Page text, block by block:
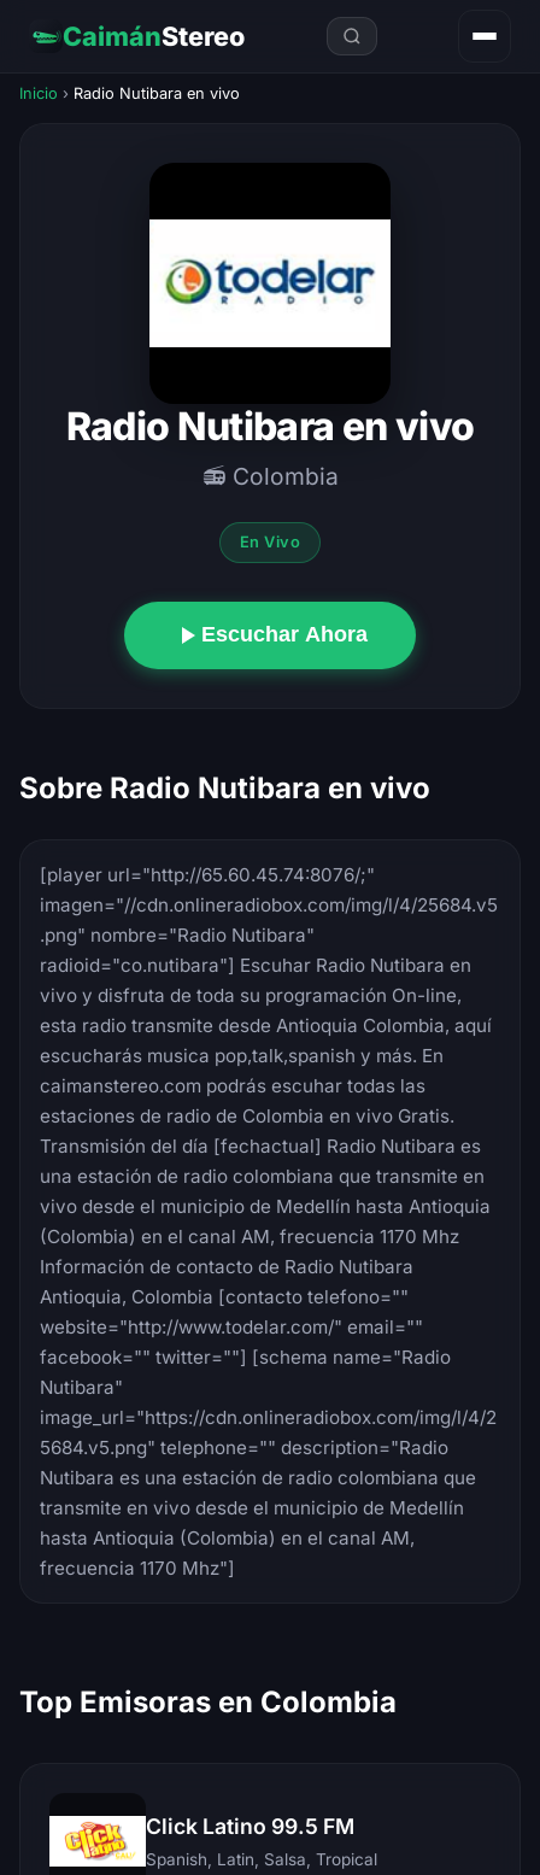
CaimánStereo
Inicio › Radio Nutibara en vivo
Radio Nutibara en vivo
📻 Colombia
En Vivo
Escuchar Ahora
Sobre Radio Nutibara en vivo
[player url="http://65.60.45.74:8076/;"
imagen="//cdn.onlineradiobox.com/img/l/4/25684.v5
.png" nombre="Radio Nutibara"
radioid="co.nutibara"] Escuhar Radio Nutibara en
vivo y disfruta de toda su programación On-line,
esta radio transmite desde Antioquia Colombia, aquí
escucharás musica pop,talk,spanish y más. En
caimanstereo.com podrás escuhar todas las
estaciones de radio de Colombia en vivo Gratis.
Transmisión del día [fechactual] Radio Nutibara es
una estación de radio colombiana que transmite en
vivo desde el municipio de Medellín hasta Antioquia
(Colombia) en el canal AM, frecuencia 1170 Mhz
Información de contacto de Radio Nutibara
Antioquia, Colombia [contacto telefono=""
website="http://www.todelar.com/" email=""
facebook="" twitter=""] [schema name="Radio
Nutibara"
image_url="https://cdn.onlineradiobox.com/img/l/4/2
5684.v5.png" telephone="" description="Radio
Nutibara es una estación de radio colombiana que
transmite en vivo desde el municipio de Medellín
hasta Antioquia (Colombia) en el canal AM,
frecuencia 1170 Mhz"]
Top Emisoras en Colombia
Click Latino 99.5 FM
Spanish, Latin, Salsa, Tropical